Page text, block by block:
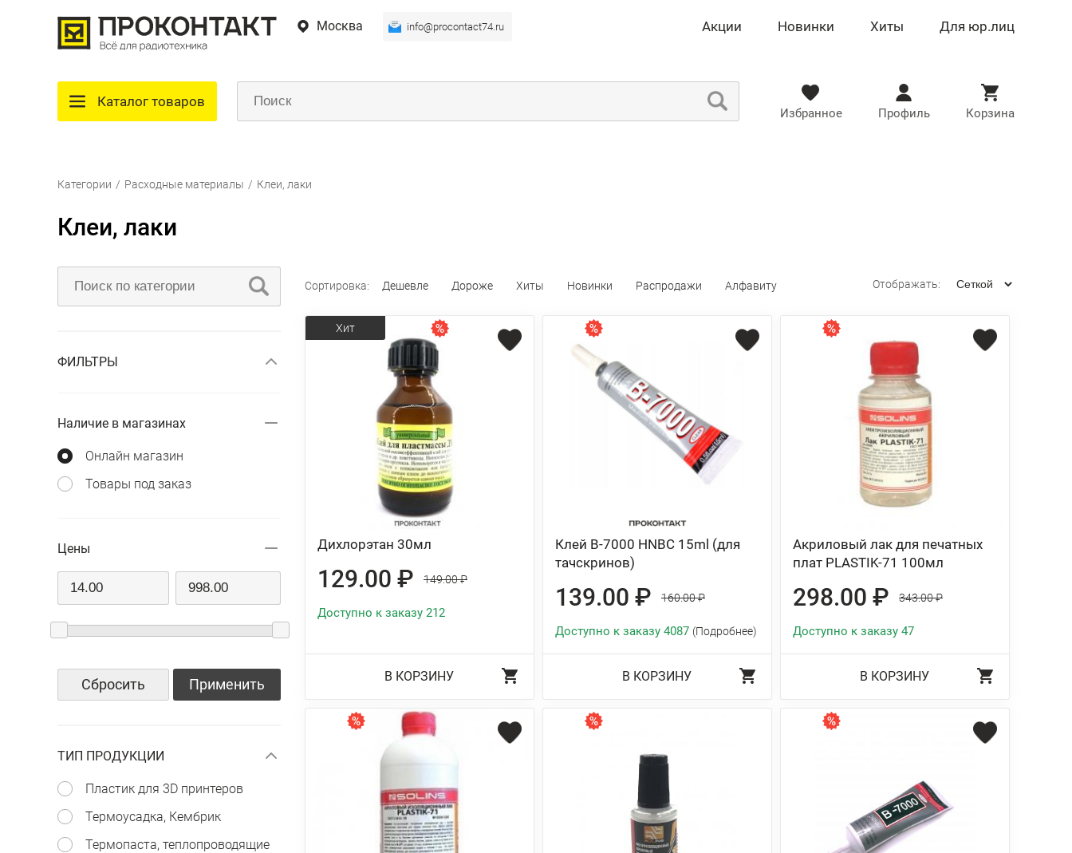
Москва info@procontact74.ru Акции Новинки Хиты Для юр.лиц
Каталог товаров
Избранное Профиль Корзина
Категории / Расходные материалы / Клеи, лаки
Клеи, лаки
ФИЛЬТРЫ
Наличие в магазинах
Онлайн магазин
Товары под заказ
Цены
Сбросить Применить
ТИП ПРОДУКЦИИ
Пластик для 3D принтеров
Термоусадка, Кембрик
Термопаста, теплопроводящие
Сортировка: Дешевле Дороже Хиты Новинки Распродажи Алфавиту Отображать:
Дихлорэтан 30мл
129.00 ₽ 149.00 ₽
Хит
Доступно к заказу 212
В КОРЗИНУ
Клей B-7000 HNBC 15ml (для
тачскринов)
139.00 ₽ 160.00 ₽
Доступно к заказу 4087 (Подробнее)
В КОРЗИНУ
Акриловый лак для печатных
плат PLASTIK-71 100мл
298.00 ₽ 343.00 ₽
Доступно к заказу 47
В КОРЗИНУ